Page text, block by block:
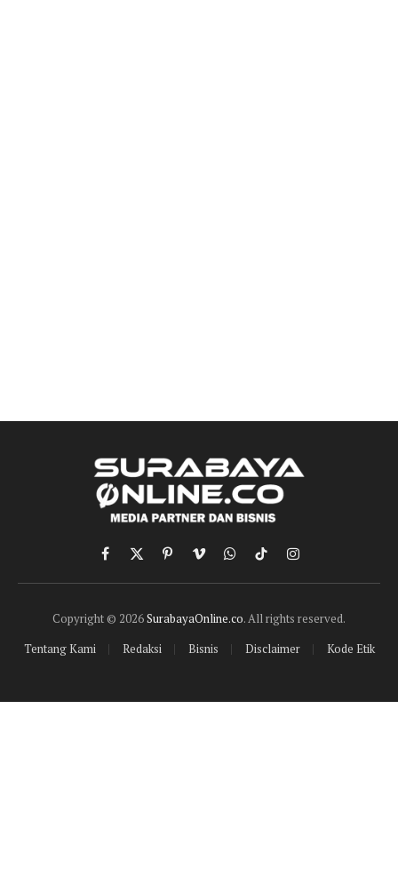
Facebook
X
(Twitter)
PinterestVimeoWhatsApp
TikTokInstagram
Copyright © 2026SurabayaOnline.co. All rights reserved.
Tentang Kami
Redaksi Bisnis Disclaimer Kode Etik